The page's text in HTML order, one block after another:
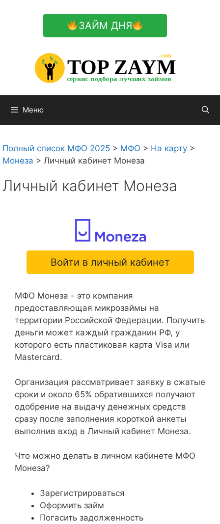
ЗАЙМ ДНЯ
TOP ZAYM
сервис подбора лучших займов
.com
$
$
$
Меню
Полный список МФО 2025 > МФО > На карту >
Монеза > Личный кабинет Монеза
Личный кабинет Монеза
Войти в личный кабинет
МФО Монеза - это компания
предоставляющая микрозаймы на
территории Российской Федерации. Получить
деньги может каждый гражданин РФ, у
которого есть пластиковая карта Visa или
Mastercard.
Организация рассматривает заявку в сжатые
сроки и около 65% обратившихся получают
одобрение на выдачу денежных средств
сразу после заполнения короткой анкеты
выполнив вход в Личный кабинет Монеза.
Что можно делать в личном кабинете МФО
Монеза?
Зарегистрироваться
Оформить займ
Погасить задолженность